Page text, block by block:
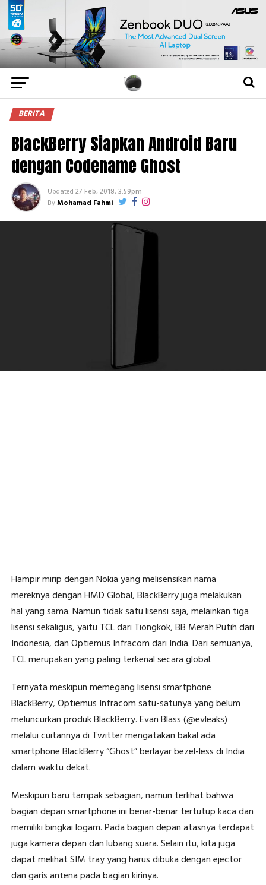
BERITA
BlackBerry Siapkan Android Baru
dengan Codename Ghost
Updated 27 Feb, 2018, 3:59pm
ByMohamad Fahmi
Hampir mirip dengan Nokia yang melisensikan nama
mereknya dengan HMD Global, BlackBerry juga melakukan
hal yang sama. Namun tidak satu lisensi saja, melainkan tiga
lisensi sekaligus, yaitu TCL dari Tiongkok, BB Merah Putih dari
Indonesia, dan Optiemus Infracom dari India. Dari semuanya,
TCL merupakan yang paling terkenal secara global.
Ternyata meskipun memegang lisensi smartphone
BlackBerry, Optiemus Infracom satu-satunya yang belum
meluncurkan produk BlackBerry. Evan Blass (@evleaks)
melalui cuitannya di Twitter mengatakan bakal ada
smartphone BlackBerry “Ghost” berlayar bezel-less di India
dalam waktu dekat.
Meskipun baru tampak sebagian, namun terlihat bahwa
bagian depan smartphone ini benar-benar tertutup kaca dan
memiliki bingkai logam. Pada bagian depan atasnya terdapat
juga kamera depan dan lubang suara. Selain itu, kita juga
dapat melihat SIM tray yang harus dibuka dengan ejector
dan garis antena pada bagian kirinya.